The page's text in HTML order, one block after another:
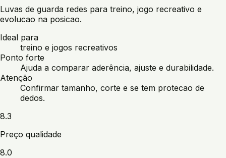
Luvas de guarda redes para treino, jogo recreativo e
evolucao na posicao.
Ideal para
treino e jogos recreativos
Ponto forte
Ajuda a comparar aderência, ajuste e durabilidade.
Atenção
Confirmar tamanho, corte e se tem protecao de
dedos.
8.3
Preço qualidade
8.0